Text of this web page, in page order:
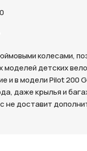
колесами,
детских
и в модели Pilot 200
даже крылья и
не доставит